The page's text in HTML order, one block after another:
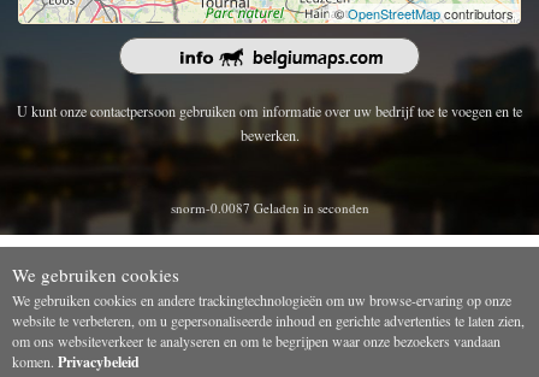
©OpenStreetMapcontributors
Copyright 2026 | Alle rechten voorbehouden.
U kunt onze contactpersoon gebruiken om informatie over uw bedrijf toe te voegen en te
bewerken.
snorm-0.0087 Geladen in seconden
We gebruiken cookies
We gebruiken cookies en andere trackingtechnologieën om uw browse-ervaring op onze
website te verbeteren, om u gepersonaliseerde inhoud en gerichte advertenties te laten zien,
om ons websiteverkeer te analyseren en om te begrijpen waar onze bezoekers vandaan
komen. Privacybeleid